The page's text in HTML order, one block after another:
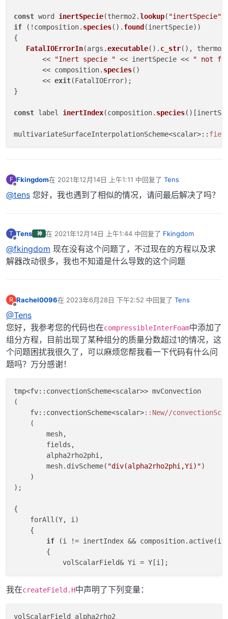
const word inertSpecie(thermo2.lookup( "inertSpecie"
if (!composition. species(). found (inertSpecie))
{
FatalIOErrorIn(args.executable(). c_str(),
       <<
"Inert specie " << inertSpecie <<
" not
       << composition.
species()
       <<
exit(FatalIOError);
}
const label inertIndex(composition. species
multivariateSurfaceInterpolationScheme<scalar>::
   fields.
add(Y[i]);
}
IOobject
   (
"alphaRho2Phi" ,
       runTime.
timeName(),
IOobject
::AUTO_WRITE
   ),
   alpha2*rho2
);
surfaceScalarField alphaRho2Phi
(
IOobject
"alphaRho2Phi",
       runTime.
       mesh,
IOobject
interpolate(alpha2*rho2)*phi
F Fkingdom在 2021年12月14日 上午1:11 中回复了 Tens
最后由 编辑
@tens 您好，我也遇到了相似的情况，请问最后解决了吗？
T Tens 神 在 2021年12月14日 上午1:44中回复了 Fkingdom
最后由 编辑
@fkingdom 现在没有这个问题了，不过现在的方程以及求
解器改动很多，我也不知道是什么导致的这个问题
R Rachel0096在 2023年6月28日 下午2:52 中回复了 Tens
最后由 编辑
@Tens
您好，我参考您的代码也在compressibleInterFoam中添加了
组分方程，目前出现了某种组分的质量分数超过1的情况，这
个问题困扰我很久了，可以麻烦您帮我看一下代码有什么问
题吗？万分感谢！
tmp<fv::convectionScheme<scalar>> mvConvection
(
    fv::convectionScheme<scalar>
: :New//
    (
        mesh,
        fields,
        alpha2rho2phi,
        mesh.divScheme(
"div(alpha2rho2phi,Yi)")
    )
);
{
    forAll(Y, i)
    {
if (i != inertIndex &&
        {
            volScalarField& Yi = Y[i];
            fvScalarMatrix YEqn
            (
+ mvConvection->fvmDiv(alpha2rho2phi,
我在createField.H中声明了下列变量：
volScalarField alpha2rho2